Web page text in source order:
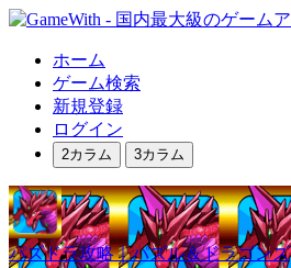
ホーム
ゲーム検索
新規登録
ログイン
2カラム 3カラム
パズドラ攻略｜パズル＆ドラゴンズ